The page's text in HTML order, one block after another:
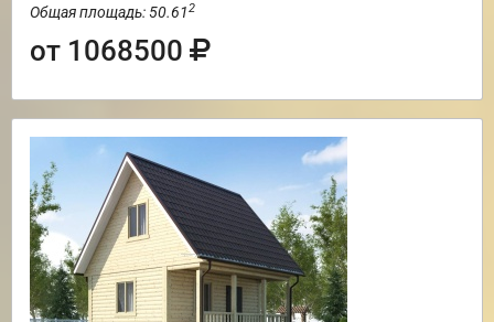
Общая площадь: 50.612
от 1068500